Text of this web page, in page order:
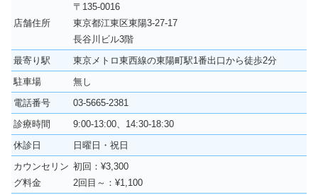
店舗住所
〒135-0016
東京都江東区東陽3-27-17
長谷川ビル3階
最寄り駅
東京メトロ東西線の東陽町駅1番出口から徒歩2分
駐車場
無し
電話番号
03-5665-2381
診療時間
9:00-13:00、14:30-18:30
休診日
日曜日・祝日
カウンセリン
グ料金
初回：¥3,300
2回目～：¥1,100